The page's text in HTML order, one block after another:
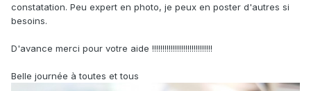
constatation. Peu expert en photo, je peux en poster d'autres si
besoins.
D'avance merci pour votre aide !!!!!!!!!!!!!!!!!!!!!!!!!!!!!
Belle journée à toutes et tous